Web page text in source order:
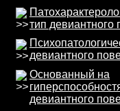
тип девиантного
девиантного
Основанный на
девиантного